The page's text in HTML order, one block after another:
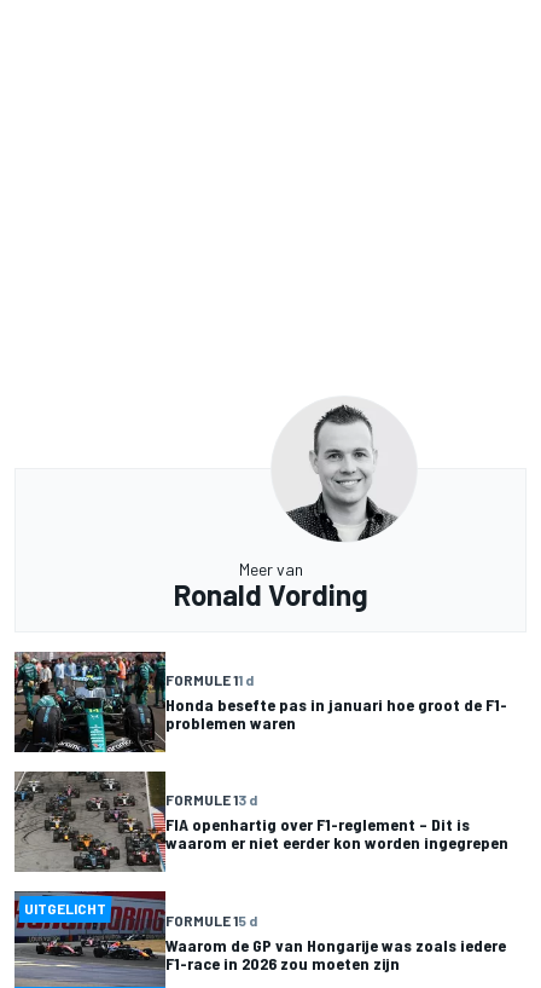
Meer van
Ronald Vording
FORMULE 11 d
Honda besefte pas in januari hoe groot de F1-
problemen waren
FORMULE 13 d
FIA openhartig over F1-reglement – Dit is
waarom er niet eerder kon worden ingegrepen
UITGELICHT
FORMULE 15 d
Waarom de GP van Hongarije was zoals iedere
F1-race in 2026 zou moeten zijn